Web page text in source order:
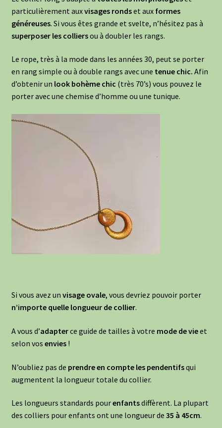
particulièrement auxvisages rondset aux formes
généreuses. Si vous êtes grande et svelte, n’hésitez pas à
superposer les colliersou à doubler les rangs.
Le rope, très à la mode dans les années 30, peut se porter
en rang simple ou à double rangs avec une tenue chic. Afin
d’obtenir un look bohème chic (très 70’s) vous pouvez le
porter avec une chemise d’homme ou une tunique.
Si vous avez un visage ovale, vous devriez pouvoir porter
n’importe quelle longueur de collier.
A vous d’adapterce guide de tailles à votre mode de vieet
selon vos envies!
N’oubliez pas de prendre en compte les pendentifsqui
augmentent la longueur totale du collier.
Les longueurs standards pourenfantsdiffèrent. La plupart
des colliers pour enfants ont une longueur de 35 à 45cm.